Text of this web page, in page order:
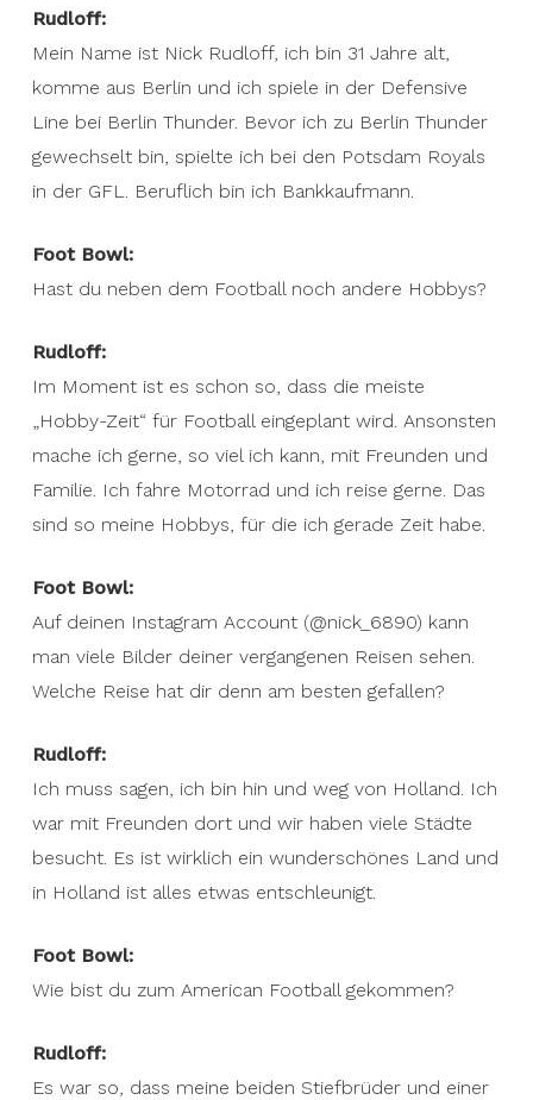
Rudloff:
Mein Name ist Nick Rudloff, ich bin 31 Jahre alt,
komme aus Berlin und ich spiele in der Defensive
Line bei Berlin Thunder. Bevor ich zu Berlin Thunder
gewechselt bin, spielte ich bei den Potsdam Royals
in der GFL. Beruflich bin ich Bankkaufmann.
Foot Bowl:
Hast du neben dem Football noch andere Hobbys?
Rudloff:
Im Moment ist es schon so, dass die meiste
„Hobby-Zeit“ für Football eingeplant wird. Ansonsten
mache ich gerne, so viel ich kann, mit Freunden und
Familie. Ich fahre Motorrad und ich reise gerne. Das
sind so meine Hobbys, für die ich gerade Zeit habe.
Foot Bowl:
Auf deinen Instagram Account (@nick_6890) kann
man viele Bilder deiner vergangenen Reisen sehen.
Welche Reise hat dir denn am besten gefallen?
Rudloff:
Ich muss sagen, ich bin hin und weg von Holland. Ich
war mit Freunden dort und wir haben viele Städte
besucht. Es ist wirklich ein wunderschönes Land und
in Holland ist alles etwas entschleunigt.
Foot Bowl:
Wie bist du zum American Football gekommen?
Rudloff:
Es war so, dass meine beiden Stiefbrüder und einer